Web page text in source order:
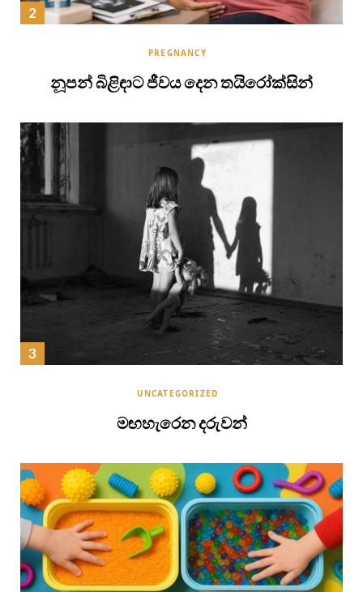
PREGNANCY
නූපන් බිළිඳාට ජීවය දෙන තයිරෝක්සින්
UNCATEGORIZED
මඟහැරෙන දරුවන්